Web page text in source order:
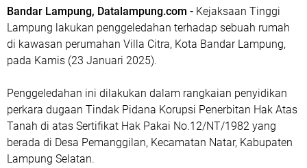
Bandar Lampung, Datalampung.com - Kejaksaan Tinggi
Lampung lakukan penggeledahan terhadap sebuah rumah
di kawasan perumahan Villa Citra, Kota Bandar Lampung,
pada Kamis (23 Januari 2025).
Penggeledahan ini dilakukan dalam rangkaian penyidikan
perkara dugaan Tindak Pidana Korupsi Penerbitan Hak Atas
Tanah di atas Sertifikat Hak Pakai No.12/NT/1982 yang
berada di Desa Pemanggilan, Kecamatan Natar, Kabupaten
Lampung Selatan.